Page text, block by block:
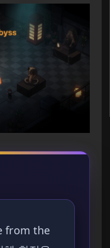
from the